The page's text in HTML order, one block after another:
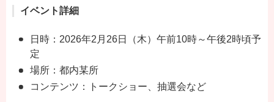
イベント詳細
日時：2026年2月26日（木）午前10時～午後2時頃予
定
場所：都内某所
コンテンツ：トークショー、抽選会など